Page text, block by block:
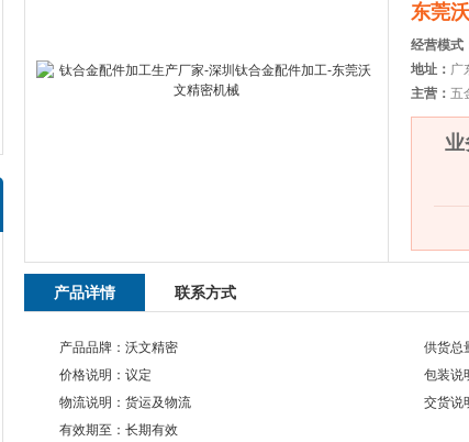
东莞
经营模式
地址： 广
主营： 五
业
产品详情 联系方式
产品品牌：沃文精密
供货总
价格说明：议定
包装说
物流说明：货运及物流
交货说
有效期至：长期有效